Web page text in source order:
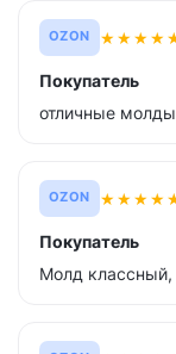
OZON ★★★★
Покупатель
отличные
OZON ★★★★
Покупатель
Молд классный,